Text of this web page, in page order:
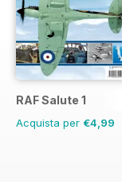
RAF Salute 1
Acquista per €4,99